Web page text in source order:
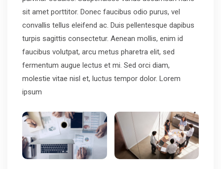
sit amet porttitor. Donec faucibus odio purus, vel
convallis tellus eleifend ac. Duis pellentesque dapibus
turpis sagittis consectetur. Aenean mollis, enim id
faucibus volutpat, arcu metus pharetra elit, sed
fermentum augue lectus et mi. Sed orci diam,
molestie vitae nisl et, luctus tempor dolor. Lorem
ipsum